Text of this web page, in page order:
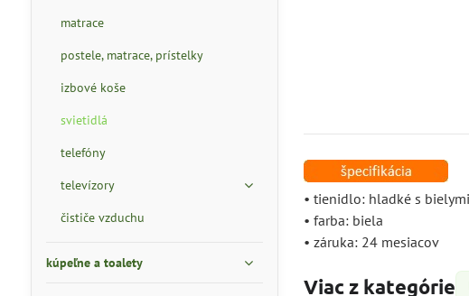
• tienidlo: hladké s
• farba: biela
• záruka: 24 mesiacov
Viac z kategórie
matrace
postele, matrace, prístelky
izbové koše
svietidlá
telefóny
televízory
čističe vzduchu
kúpeľne a toalety